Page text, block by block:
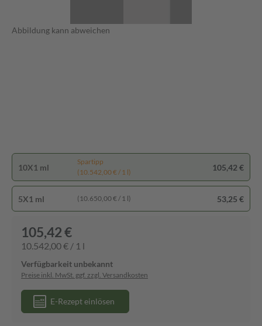
Abbildung kann abweichen
10X1 ml
Spartipp
(10.542,00 € / 1 l)
105,42 €
5X1 ml (10.650,00 € / 1 l) 53,25 €
105,42 €
10.542,00 € / 1 l
Verfügbarkeit unbekannt
Preise inkl. MwSt. ggf. zzgl. Versandkosten
E-Rezept einlösen